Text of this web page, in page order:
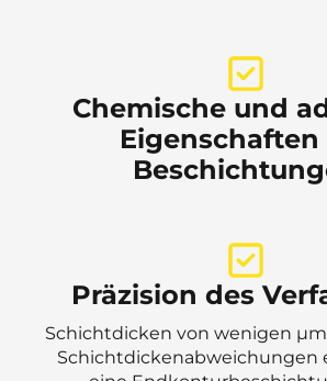
Chemische und
Eigenschaften
Präzision des
Schichtdicken von wenigen
Schichtdickenabweichungen